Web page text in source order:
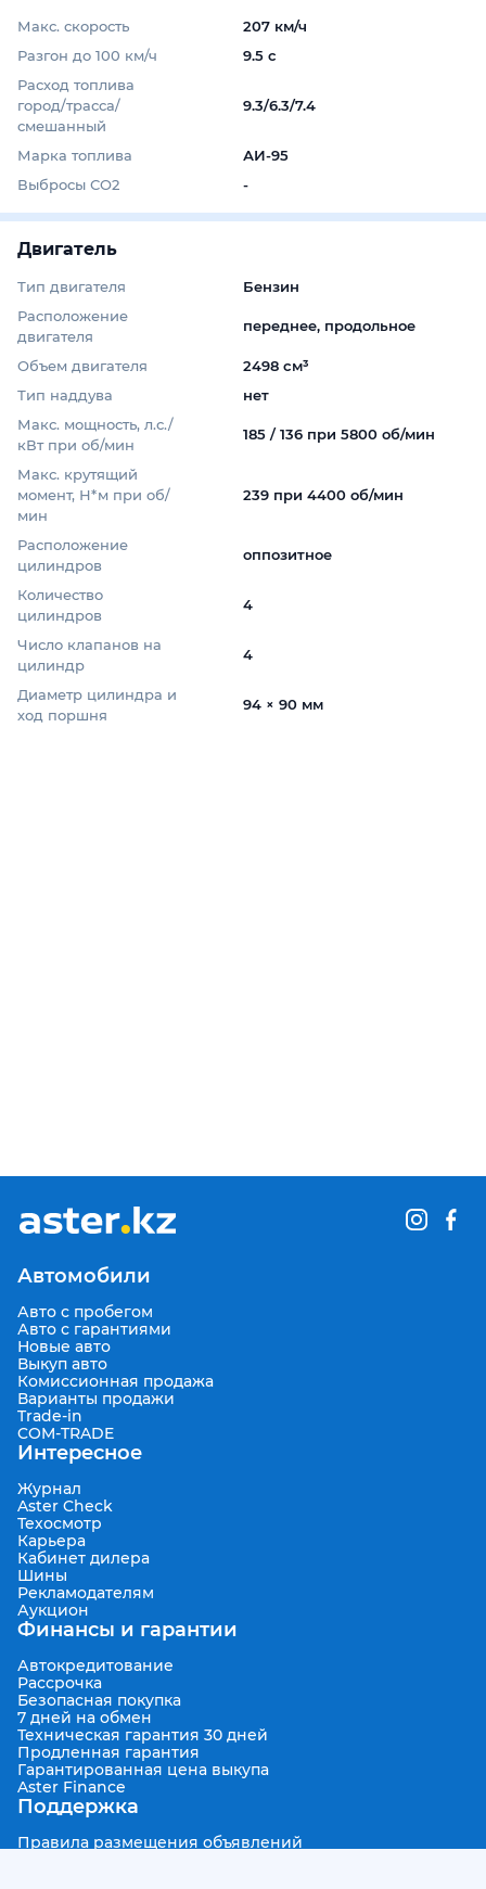
Макс. скорость
207 км/ч
Разгон до 100 км/ч
9.5 с
Расход топлива
город/трасса/
смешанный
9.3/6.3/7.4
Марка топлива
АИ-95
Выбросы СО2
-
Двигатель
Тип двигателя
Бензин
Расположение
двигателя
переднее, продольное
Объем двигателя
2498 см³
Тип наддува
нет
Макс. мощность, л.с./
кВт при об/мин
185 / 136 при 5800 об/мин
Макс. крутящий
момент, Н*м при об/
мин
239 при 4400 об/мин
Расположение
цилиндров
оппозитное
Количество
цилиндров
4
Число клапанов на
цилиндр
4
Диаметр цилиндра и
ход поршня
94 × 90 мм
Автомобили
Авто с пробегом
Авто с гарантиями
Новые авто
Выкуп авто
Комиссионная продажа
Варианты продажи
Trade-in
COM-TRADE
Интересное
Журнал
Aster Check
Техосмотр
Карьера
Кабинет дилера
Шины
Рекламодателям
Аукцион
Финансы и гарантии
Автокредитование
Рассрочка
Безопасная покупка
7 дней на обмен
Техническая гарантия 30 дней
Продленная гарантия
Гарантированная цена выкупа
Aster Finance
Поддержка
Правила размещения объявлений